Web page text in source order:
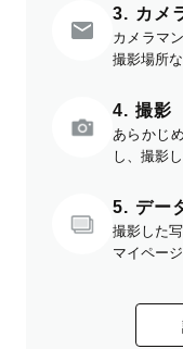
3. カメ
カメラマ
撮影場所
4. 撮影
あらかじ
し、撮影し
5. デー
撮影した
マイペー